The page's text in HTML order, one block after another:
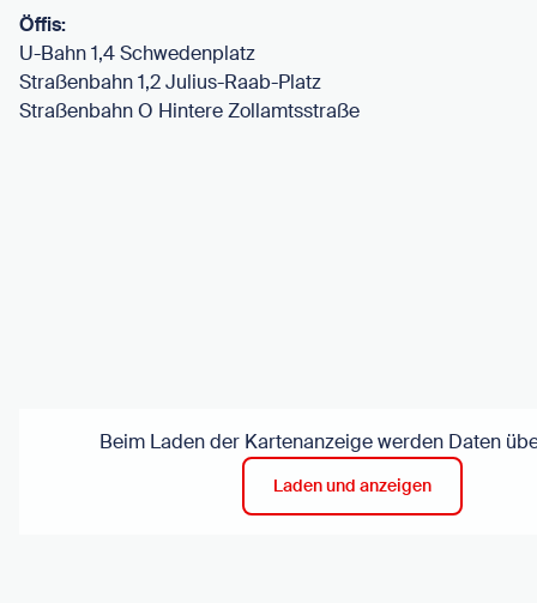
Öffis:
U-Bahn 1,4 Schwedenplatz
Straßenbahn 1,2 Julius-Raab-Platz
Straßenbahn O Hintere Zollamtsstraße
Beim Laden der Kartenanzeige werden Daten
Laden und anzeigen